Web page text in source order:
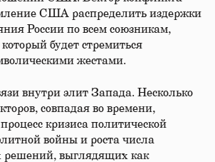
США распределить издержки
России по всем союзникам,
будет стремиться
жестами.
внутри элит Запада. Несколько
совпадая во времени,
кризиса политической
войны и роста числа
решений, выглядящих как